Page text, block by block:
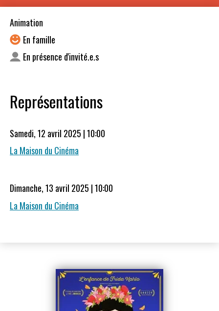
Animation
En famille
En présence d'invité.e.s
Représentations
Samedi, 12 avril 2025 | 10:00
La Maison du Cinéma
Dimanche, 13 avril 2025 | 10:00
La Maison du Cinéma